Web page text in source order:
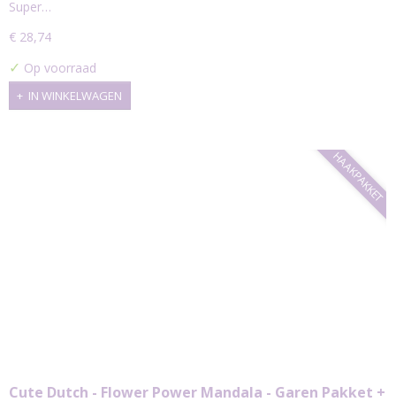
Super…
€ 28,74
✓ Op voorraad
IN WINKELWAGEN
HAAKPAKKET
Cute Dutch - Flower Power Mandala - Garen Pakket +